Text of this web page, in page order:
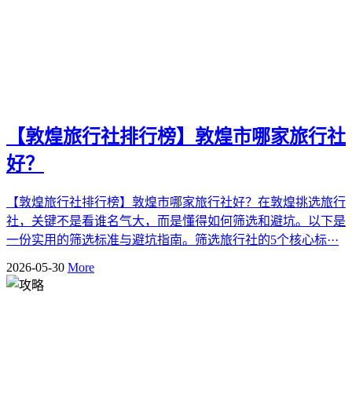
【敦煌旅行社排行榜】敦煌市哪家旅行社
好？
【敦煌旅行社排行榜】敦煌市哪家旅行社好？在敦煌挑选旅行
社，关键不是看谁名气大，而是懂得如何筛选和避坑。以下是
一份实用的筛选标准与避坑指南。筛选旅行社的5个核心标···
2026-05-30 More